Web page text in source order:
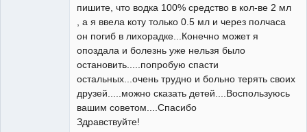
пишите, что водка 100% средство в кол-ве 2 мл
, а я ввела коту только 0.5 мл и через полчаса
он погиб в лихорадке...Конечно может я
опоздала и болезнь уже нельзя было
остановить.....попробую спасти
остальных...очень трудно и больно терять своих
друзей.....можно сказать детей....Воспользуюсь
вашим советом....Спасибо
Здравствуйте!